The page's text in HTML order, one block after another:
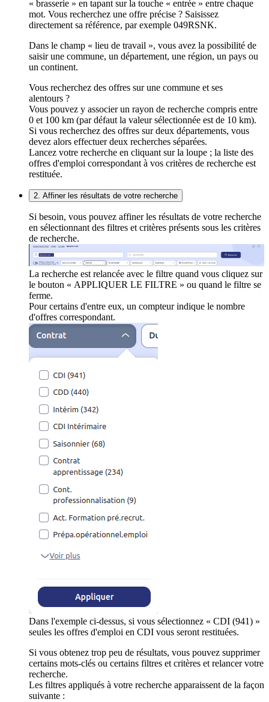
« brasserie » en tapant sur la touche « entrée » entre chaque
mot. Vous recherchez une offre précise ? Saisissez
directement sa référence, par exemple 049RSNK.
Dans le champ « lieu de travail », vous avez la possibilité de
saisir une commune, un département, une région, un pays ou
un continent.
Vous recherchez des offres sur une commune et ses
alentours ?
Vous pouvez y associer un rayon de recherche compris entre
0 et 100 km (par défaut la valeur sélectionnée est de 10 km).
Si vous recherchez des offres sur deux départements, vous
devez alors effectuer deux recherches séparées.
Lancez votre recherche en cliquant sur la loupe ; la liste des
offres d'emploi correspondant à vos critères de recherche est
restituée.
2. Affiner les résultats de votre recherche
Si besoin, vous pouvez affiner les résultats de votre recherche
en sélectionnant des filtres et critères présents sous les critères
de recherche.
La recherche est relancée avec le filtre quand vous cliquez sur
le bouton « APPLIQUER LE FILTRE » ou quand le filtre se
ferme.
Pour certains d'entre eux, un compteur indique le nombre
d'offres correspondant.
Dans l'exemple ci-dessus, si vous sélectionnez « CDI (941) »
seules les offres d'emploi en CDI vous seront restituées.
Si vous obtenez trop peu de résultats, vous pouvez supprimer
certains mots-clés ou certains filtres et critères et relancer votre
recherche.
Les filtres appliqués à votre recherche apparaissent de la façon
suivante :